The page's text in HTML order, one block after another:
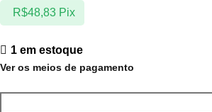
R$48,83 Pix
1 em estoque
Ver os meios de pagamento